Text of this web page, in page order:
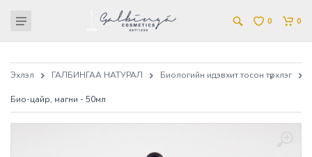
0 0
Эхлэл ГАЛБИНГАА НАТУРАЛ Биологийн идэвхит тосон түрхлэг
Био-цайр, магни - 50мл